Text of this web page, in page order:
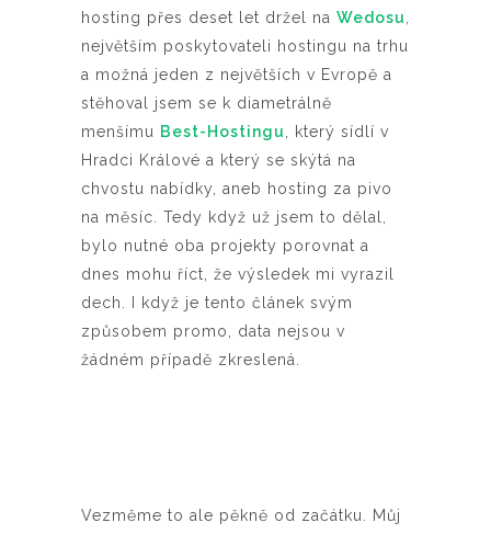
hosting přes deset let držel na Wedosu,
největším poskytovateli hostingu na trhu
a možná jeden z největších v Evropě a
stěhoval jsem se k diametrálně
menšímu Best-Hostingu, který sídlí v
Hradci Králové a který se skýtá na
chvostu nabídky, aneb hosting za pivo
na měsíc. Tedy když už jsem to dělal,
bylo nutné oba projekty porovnat a
dnes mohu říct, že výsledek mi vyrazil
dech. I když je tento článek svým
způsobem promo, data nejsou v
žádném případě zkreslená.
Vezměme to ale pěkně od začátku. Můj